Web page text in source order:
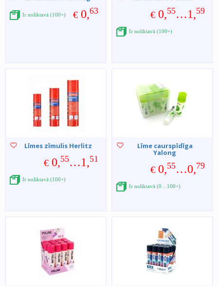
€ 0,63
Ir noliktavā (100+) € 0,55…1,59
Ir noliktavā (100+)
Līmes zīmulis Herlitz
€ 0,55…1,51
Ir noliktavā (100+)
Līme caurspīdīga
Yalong
€ 0,55…0,79
Ir noliktavā (0…100+)